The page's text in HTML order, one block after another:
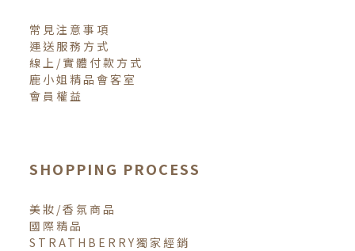
常見注意事項
運送服務方式
線上/實體付款方式
鹿小姐精品會客室
會員權益
SHOPPING PROCESS
美妝/香氛商品
國際精品
STRATHBERRY獨家經銷